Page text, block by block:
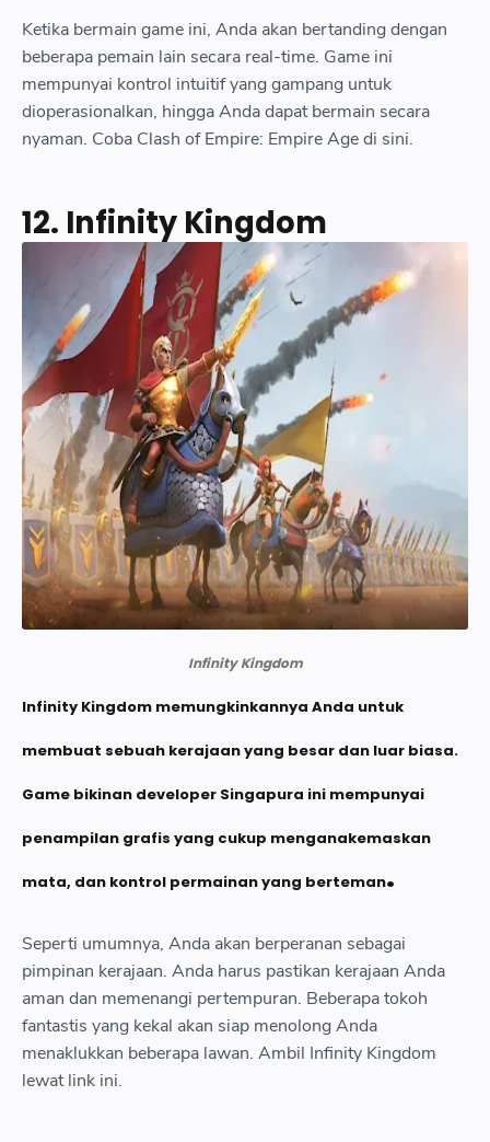
Ketika bermain game ini, Anda akan bertanding dengan
beberapa pemain lain secara real-time. Game ini
mempunyai kontrol intuitif yang gampang untuk
dioperasionalkan, hingga Anda dapat bermain secara
nyaman. Coba Clash of Empire: Empire Age di sini.
12. Infinity Kingdom
Infinity Kingdom
Infinity Kingdom memungkinkannya Anda untuk
membuat sebuah kerajaan yang besar dan luar biasa.
Game bikinan developer Singapura ini mempunyai
penampilan grafis yang cukup menganakemaskan
mata, dan kontrol permainan yang berteman.
Seperti umumnya, Anda akan berperanan sebagai
pimpinan kerajaan. Anda harus pastikan kerajaan Anda
aman dan memenangi pertempuran. Beberapa tokoh
fantastis yang kekal akan siap menolong Anda
menaklukkan beberapa lawan. Ambil Infinity Kingdom
lewat link ini.